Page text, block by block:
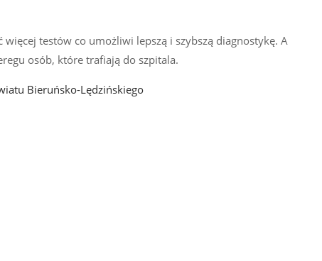
testów co umożliwi lepszą i szybszą diagnostykę. A
osób, które trafiają do szpitala.
Bieruńsko-Lędzińskiego